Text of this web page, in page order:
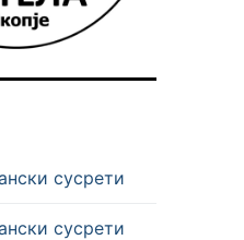
сусрети
сусрети